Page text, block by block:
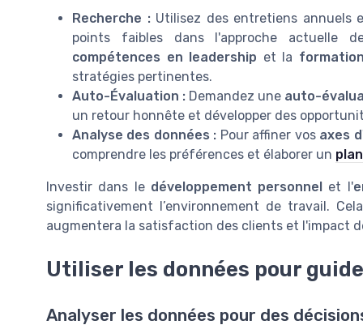
Recherche : Utilisez des entretiens annuels
points faibles dans l'approche actuelle
compétences en leadership et la
stratégies pertinentes.
Auto-Évaluation : Demandez une auto-
un retour honnête et développer des
Analyse des données : Pour affiner vos axes
comprendre les préférences et élaborer un
Investir dans le développement personnel et l'
significativement l’environnement de travail.
augmentera la satisfaction des clients et l'impact
Utiliser les données pour
Analyser les données pour des